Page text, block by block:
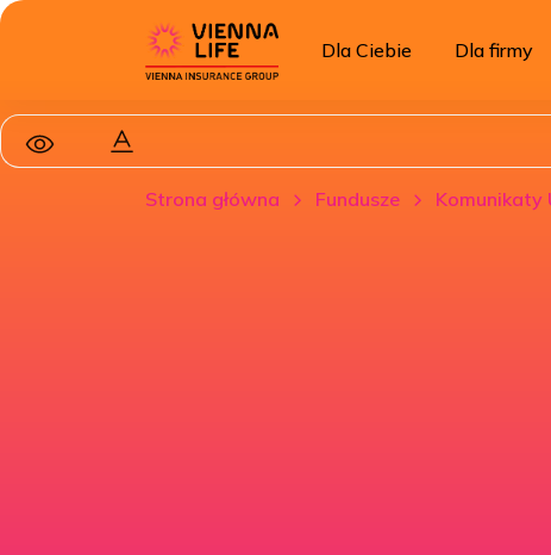
Dla Ciebie Dla firmy
Strona główna Fundusze Komunikaty